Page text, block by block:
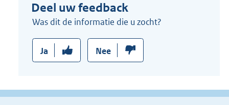
Deel uw feedback
Was dit de informatie die u zocht?
Ja Nee